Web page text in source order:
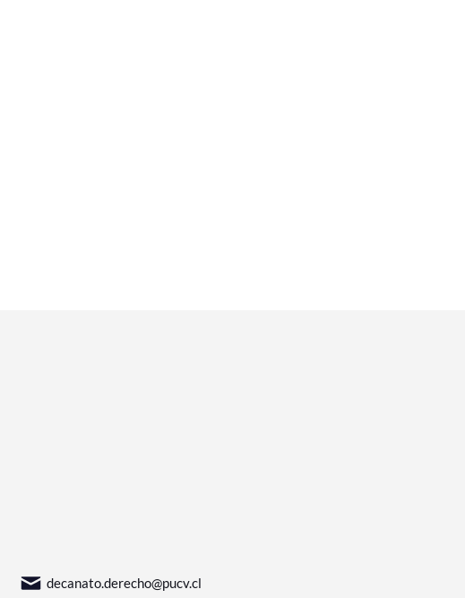
decanato.derecho@pucv.cl